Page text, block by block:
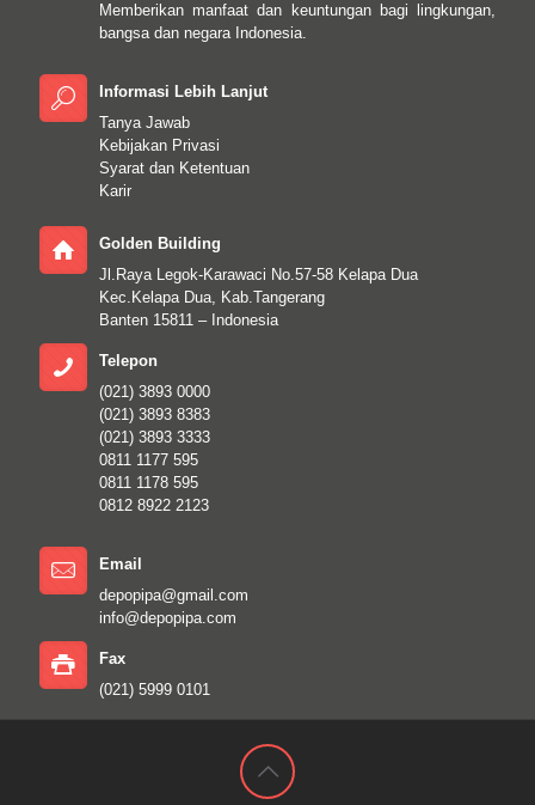
Memberikan manfaat dan keuntungan bagi lingkungan,
bangsa dan negara Indonesia.
Informasi Lebih Lanjut
Tanya Jawab
Kebijakan Privasi
Syarat dan Ketentuan
Karir
Golden Building
Jl.Raya Legok-Karawaci No.57-58 Kelapa Dua
Kec.Kelapa Dua, Kab.Tangerang
Banten 15811 – Indonesia
Telepon
(021) 3893 0000
(021) 3893 8383
(021) 3893 3333
0811 1177 595
0811 1178 595
0812 8922 2123
Email
depopipa@gmail.com
info@depopipa.com
Fax
(021) 5999 0101